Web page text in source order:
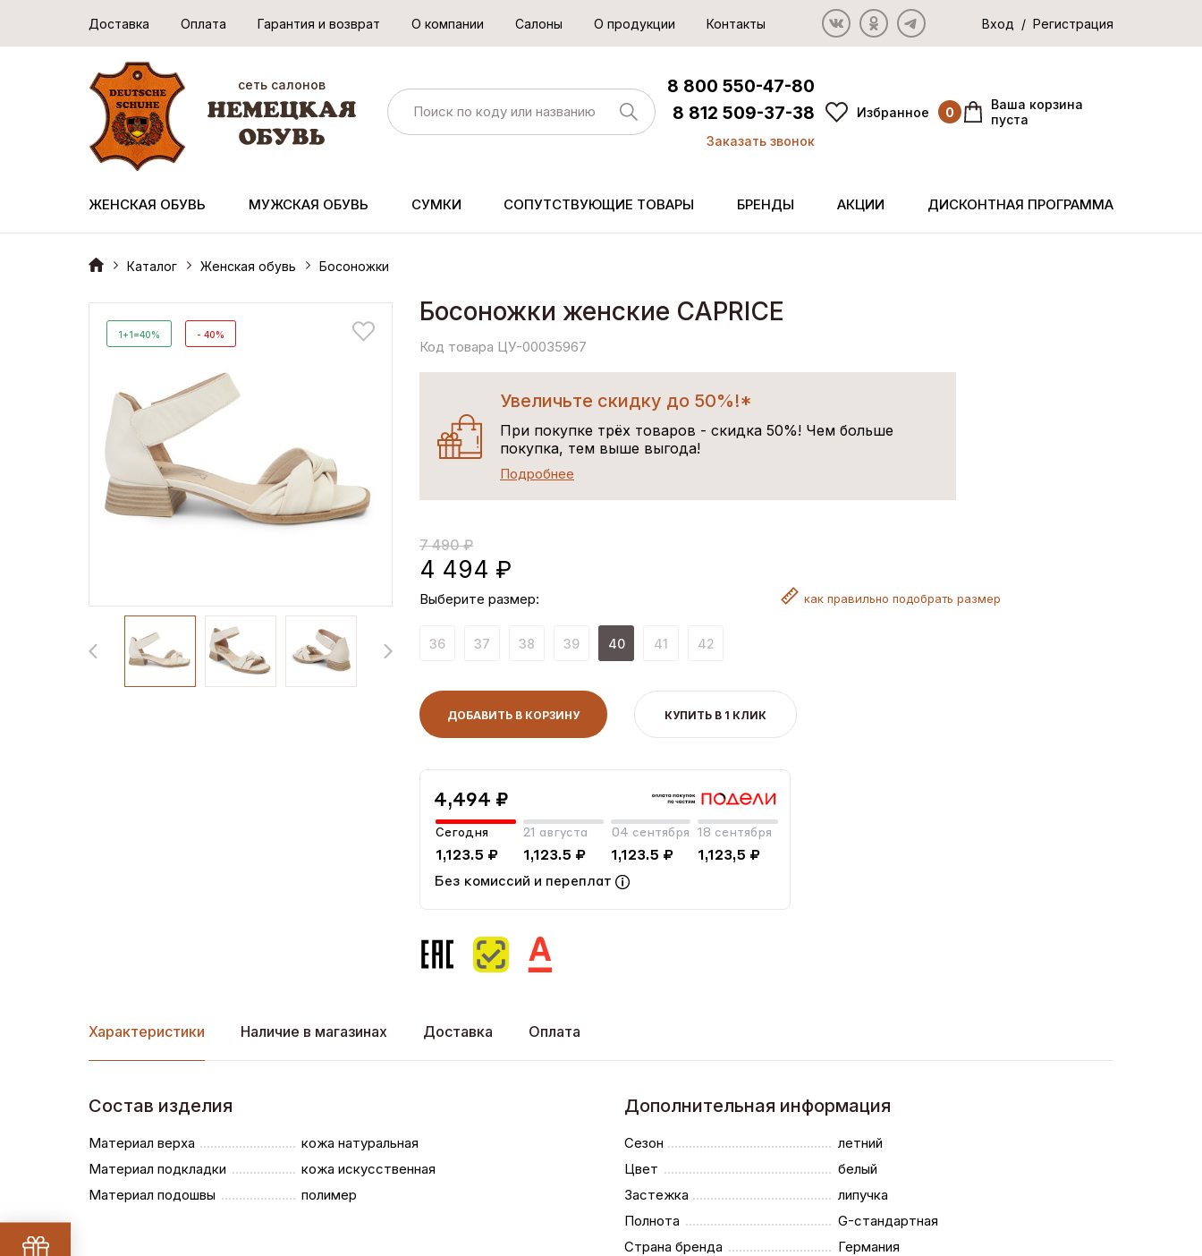
Доставка Оплата Гарантия и возврат О компании Салоны О продукции Контакты Вход / Регистрация
сеть салонов
8 800 550-47-80
8 812 509-37-38
Заказать звонок
Избранное 0
Ваша корзина
пуста
ЖЕНСКАЯ ОБУВЬ МУЖСКАЯ ОБУВЬ СУМКИ СОПУТСТВУЮЩИЕ ТОВАРЫ БРЕНДЫ АКЦИИ ДИСКОНТНАЯ ПРОГРАММА
Каталог Женская обувь Босоножки
1+1=40% - 40%
Босоножки женские CAPRICE
Код товара ЦУ-00035967
Увеличьте скидку до 50%!*
При покупке трёх товаров - скидка 50%! Чем больше
покупка, тем выше выгода!
Подробнее
7 490 ₽
4 494 ₽
Выберите размер: как правильно подобрать размер
36 37 38 39 40 41 42
ДОБАВИТЬ В КОРЗИНУ КУПИТЬ В 1 КЛИК
4,494 ₽
Сегодня
1,123.5 ₽
21 августа
1,123.5 ₽
04 сентября
1,123.5 ₽
18 сентября
1,123,5 ₽
Без комиссий и переплат
Характеристики Наличие в магазинах Доставка Оплата
Состав изделия
Материал верха
кожа натуральная
Материал подкладки
кожа искусственная
Материал подошвы
полимер
Дополнительная информация
Сезон
летний
Цвет
белый
Застежка
липучка
Полнота
G-стандартная
Страна бренда
Германия